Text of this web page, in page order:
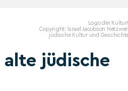
Logo der
Copyright: Israel Jacobson
jüdische Kultur und Geschichte
alte jüdische